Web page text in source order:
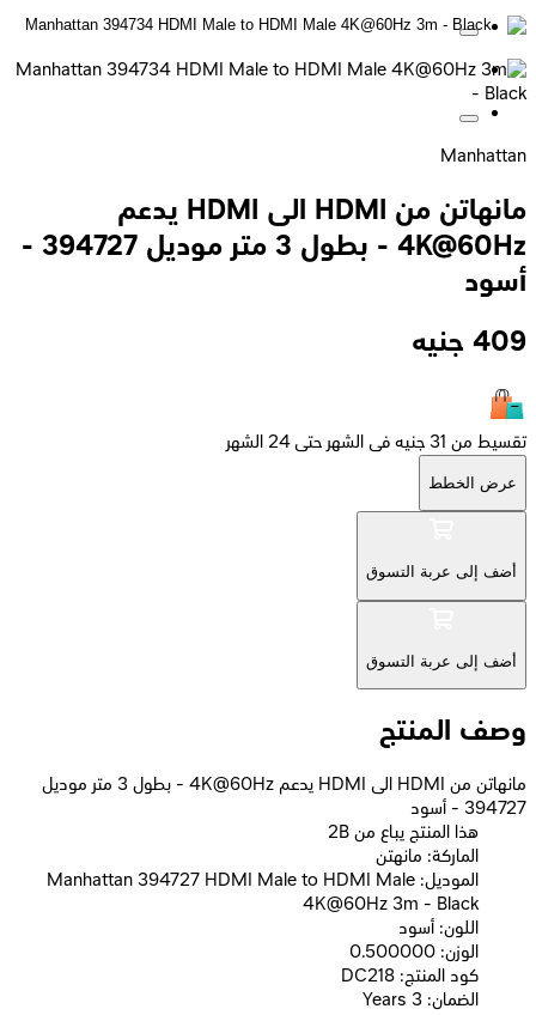
Manhattan
مانهاتن من HDMI الى HDMI يدعم
4K@60Hz - بطول 3 متر موديل 394727 -
أسود
409 جنيه
تقسيط من 31 جنيه فى الشهر حتى 24 الشهر
عرض الخطط
أضف إلى عربة التسوق
أضف إلى عربة التسوق
وصف المنتج
مانهاتن من HDMI الى HDMI يدعم 4K@60Hz - بطول 3 متر موديل
394727 - أسود
2B هذا المنتج يباع من
الماركة: مانهتن
الموديل: Manhattan 394727 HDMI Male to HDMI Male
4K@60Hz 3m - Black
اللون: أسود
الوزن: 0.500000
كود المنتج: DC218
الضمان: 3 Years